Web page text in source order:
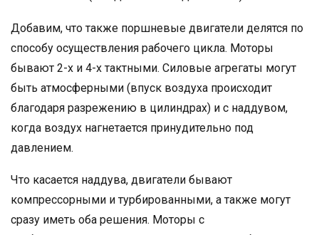
Добавим, что также поршневые двигатели делятся по
способу осуществления рабочего цикла. Моторы
бывают 2-х и 4-х тактными. Силовые агрегаты могут
быть атмосферными (впуск воздуха происходит
благодаря разрежению в цилиндрах) и с наддувом,
когда воздух нагнетается принудительно под
давлением.
Что касается наддува, двигатели бывают
компрессорными и турбированными, а также могут
сразу иметь оба решения. Моторы с